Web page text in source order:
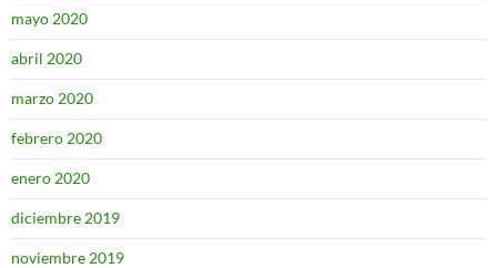
mayo 2020
abril 2020
marzo 2020
febrero 2020
enero 2020
diciembre 2019
noviembre 2019